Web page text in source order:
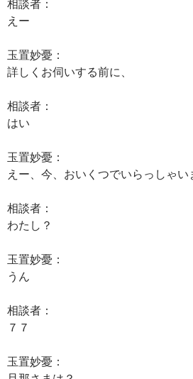
相談者：
えー
玉置妙憂：
詳しくお伺いする前に、
相談者：
はい
玉置妙憂：
えー、今、おいくつでいらっしゃい
相談者：
わたし？
玉置妙憂：
うん
相談者：
７７
玉置妙憂：